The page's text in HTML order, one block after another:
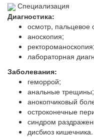
Специализация
Диагностика:
осмотр, пальцевое
аноскопия;
ректороманоскопия;
лабораторная
Заболевания:
геморрой;
анальные трещины;
анокопчиковый
остроконечные
синдром
дисбиоз кишечника.